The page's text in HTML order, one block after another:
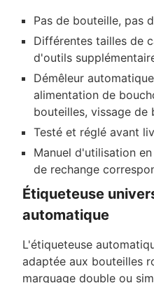
Pas de bouteille, pas
Différentes tailles de
d'outils
Démêleur
alimentation de
bouteilles, vissage de
Testé et réglé avant
Manuel d'utilisation
de rechange
Étiqueteuse
automatique
L'étiqueteuse
adaptée aux bouteilles
marquage double ou